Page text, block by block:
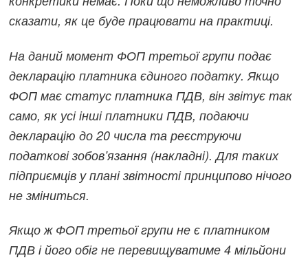
сказати, як це буде працювати на практиці.
На даний момент ФОП третьої групи подає
декларацію платника єдиного податку. Якщо
ФОП має статус платника ПДВ, він звітує так
само, як усі інші платники ПДВ, подаючи
декларацію до 20 числа та реєструючи
податкові зобов’язання (накладні). Для таких
підприємців у плані звітності принципово нічого
не зміниться.
Якщо ж ФОП третьої групи не є платником
ПДВ і його обіг не перевищуватиме 4 мільйони